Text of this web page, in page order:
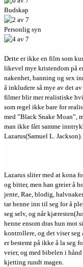
Budskap
Personlig syn
Dette er ikke en film som
likevel mye kristendom på
nakenhet, banning og sex
å inkludere så mye av det
filmer blir mer realistiske
som regel ikke bare for
med ”Black Snake Moan”,
man ikke fått samme
Lazarus(Samuel L. Jackson).
Lazarus sliter med at kona
og bitter, men han greier å
jente, Rae, blodig,
tar henne inn til seg for å
seg selv, og når
henne ensom dras hun mot
kontrollere, og det viser seg
er bestemt på ikke å la seg
veier, og med bibelen i
kjetting rundt magen.